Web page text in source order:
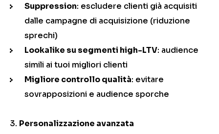
Suppression: escludere clienti già acquisiti
dalle campagne di acquisizione (riduzione
sprechi)
Lookalike su segmenti high-LTV: audience
simili ai tuoi migliori clienti
Migliore controllo qualità: evitare
sovrapposizioni e audience sporche
Personalizzazione avanzata